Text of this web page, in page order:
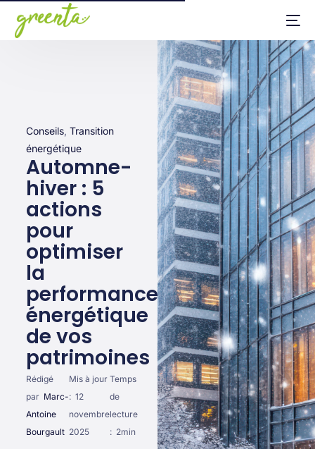
Conseils, Transition
énergétique
Automne-
hiver : 5
actions
pour
optimiser
la
performance
énergétique
de vos
patrimoines
Rédigé
par Marc-
Antoine
Bourgault
Mis à jour
: 12
novembre
2025
Temps
de
lecture
: 2min